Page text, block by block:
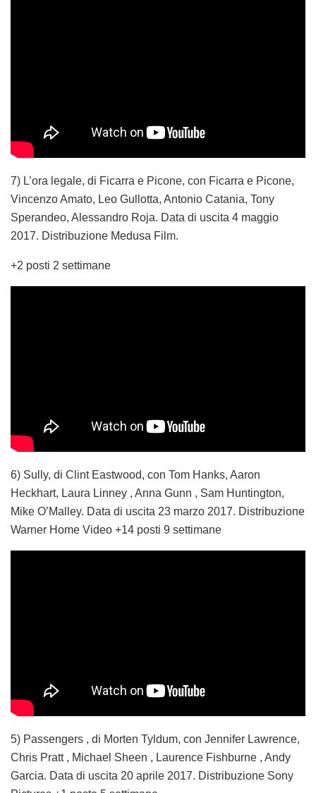
7) L’ora legale, di Ficarra e Picone, con Ficarra e Picone,
Vincenzo Amato, Leo Gullotta, Antonio Catania, Tony
Sperandeo, Alessandro Roja. Data di uscita 4 maggio
2017. Distribuzione Medusa Film.
+2 posti 2 settimane
6) Sully, di Clint Eastwood, con Tom Hanks, Aaron
Heckhart, Laura Linney , Anna Gunn , Sam Huntington,
Mike O’Malley. Data di uscita 23 marzo 2017. Distribuzione
Warner Home Video +14 posti 9 settimane
5) Passengers , di Morten Tyldum, con Jennifer Lawrence,
Chris Pratt , Michael Sheen , Laurence Fishburne , Andy
Garcia. Data di uscita 20 aprile 2017. Distribuzione Sony